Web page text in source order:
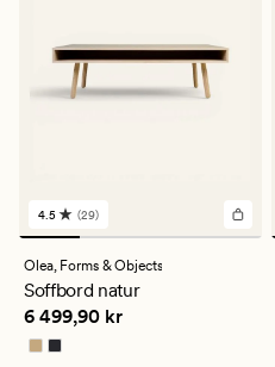
29
omdömen
med
ett
genomsnittligt
betyg
på
4.5
4.5 (29)
Olea, Forms & Objects
Soffbord natur
Pris 6 499,90 kr
6 499,90 kr